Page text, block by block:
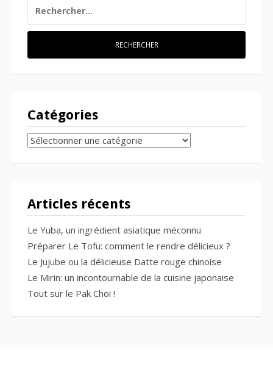
Catégories
CATÉGORIES
Articles récents
Le Yuba, un ingrédient asiatique méconnu
Préparer Le Tofu: comment le rendre délicieux ?
Le Jujube ou la délicieuse Datte rouge chinoise
Le Mirin: un incontournable de la cuisine japonaise
Tout sur le Pak Choi !